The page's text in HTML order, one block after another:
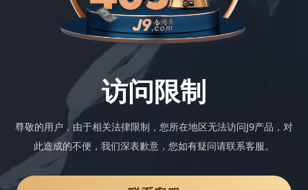
访问限制
尊敬的用户，由于相关法律限制，您所在地区无法访问J9产品，对
此造成的不便，我们深表歉意，您如有疑问请联系客服。